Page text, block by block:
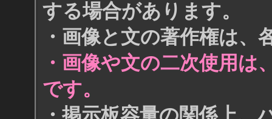
する場合があります。
・画像と文の著作権は、
・画像や文の二次使用は
です。